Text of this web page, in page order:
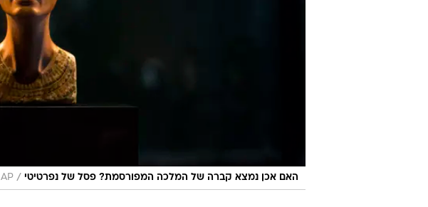
האם אכן נמצא קברה של המלכה המפורסמת? פסל של נפרטיטי /
AP